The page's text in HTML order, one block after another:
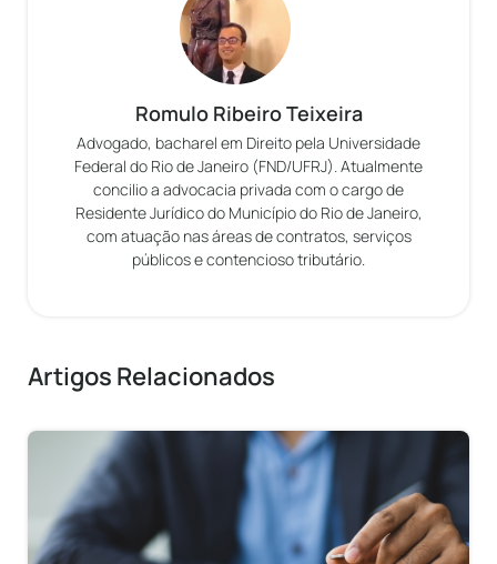
Romulo Ribeiro Teixeira
Advogado, bacharel em Direito pela Universidade
Federal do Rio de Janeiro (FND/UFRJ). Atualmente
concilio a advocacia privada com o cargo de
Residente Jurídico do Município do Rio de Janeiro,
com atuação nas áreas de contratos, serviços
públicos e contencioso tributário.
Artigos Relacionados